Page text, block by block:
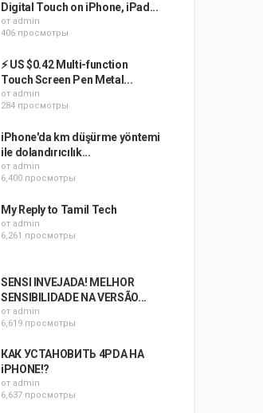
Digital Touch on iPhone, iPad...
от admin
406 просмотры
⚡️ US $0.42 Multi-function
Touch Screen Pen Metal...
от admin
284 просмотры
iPhone'da km düşürme yöntemi
ile dolandırıcılık...
от admin
6,400 просмотры
My Reply to Tamil Tech
от admin
6,261 просмотры
SENSI INVEJADA! MELHOR
SENSIBILIDADE NA VERSÃO...
от admin
6,619 просмотры
КАК УСТАНОВИТЬ 4PDA НА
iPHONE!?
от admin
6,637 просмотры